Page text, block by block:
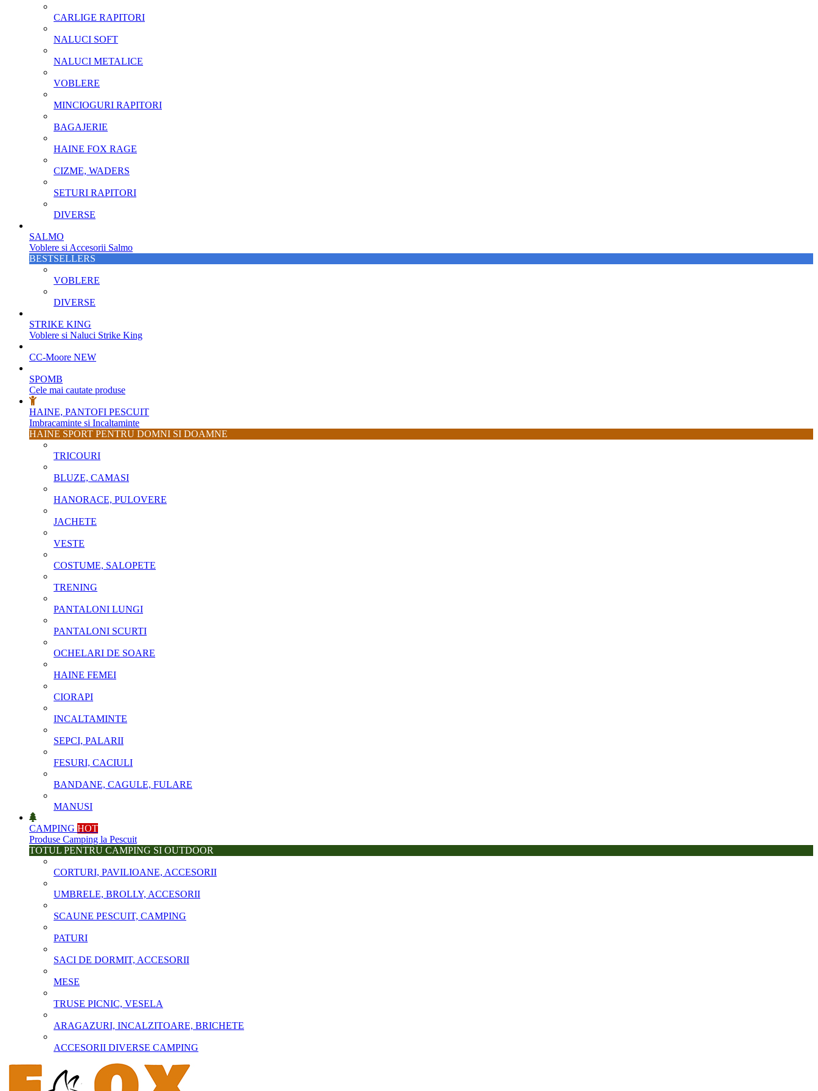
CARLIGE RAPITORI
NALUCI SOFT
NALUCI METALICE
VOBLERE
MINCIOGURI RAPITORI
BAGAJERIE
HAINE FOX RAGE
CIZME, WADERS
SETURI RAPITORI
DIVERSE
SALMO
Voblere si Accesorii Salmo
BESTSELLERS
VOBLERE
DIVERSE
STRIKE KING
Voblere si Naluci Strike King
CC-Moore NEW
SPOMB
Cele mai cautate produse
HAINE, PANTOFI PESCUIT
Imbracaminte si Incaltaminte
HAINE SPORT PENTRU DOMNI SI DOAMNE
TRICOURI
BLUZE, CAMASI
HANORACE, PULOVERE
JACHETE
VESTE
COSTUME, SALOPETE
TRENING
PANTALONI LUNGI
PANTALONI SCURTI
OCHELARI DE SOARE
HAINE FEMEI
CIORAPI
INCALTAMINTE
SEPCI, PALARII
FESURI, CACIULI
BANDANE, CAGULE, FULARE
MANUSI
CAMPING HOT
Produse Camping la Pescuit
TOTUL PENTRU CAMPING SI OUTDOOR
CORTURI, PAVILIOANE, ACCESORII
UMBRELE, BROLLY, ACCESORII
SCAUNE PESCUIT, CAMPING
PATURI
SACI DE DORMIT, ACCESORII
MESE
TRUSE PICNIC, VESELA
ARAGAZURI, INCALZITOARE, BRICHETE
ACCESORII DIVERSE CAMPING